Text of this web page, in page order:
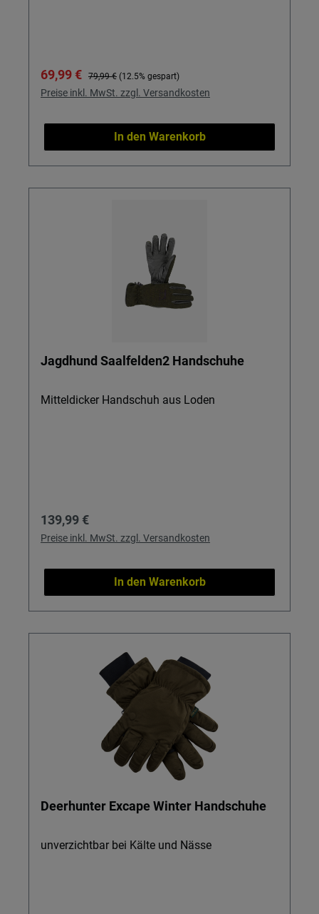
Verkaufspreis:
69,99 € Regulärer Preis:
79,99 € (12.5% gespart)
Preise inkl. MwSt. zzgl. Versandkosten
In den Warenkorb
Jagdhund Saalfelden2 Handschuhe
Mitteldicker Handschuh aus Loden
Regulärer Preis:
139,99 €
Preise inkl. MwSt. zzgl. Versandkosten
In den Warenkorb
Deerhunter Excape Winter Handschuhe
unverzichtbar bei Kälte und Nässe